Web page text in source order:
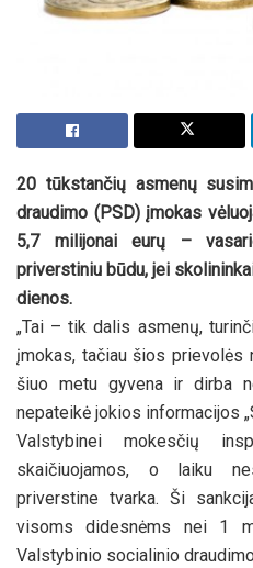
20 tūkstančių asmenų
draudimo (PSD) įmokas
5,7 milijonai eurų –
priverstiniu būdu, jei
dienos.
„Tai – tik dalis asmenų,
įmokas, tačiau šios prievolės
šiuo metu gyvena ir dirba
nepateikė jokios informacijos
Valstybinei mokesčių
skaičiuojamos, o laiku
priverstine tvarka. Ši
visoms didesnėms nei 1
Valstybinio socialinio